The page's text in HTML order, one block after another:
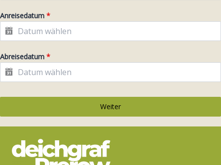
Anreisedatum *
Abreisedatum *
Weiter